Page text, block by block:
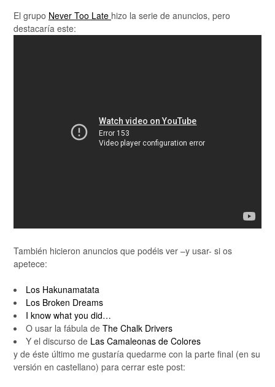
El grupo Never Too Late hizo la serie de anuncios, pero
destacaría este:
También hicieron anuncios que podéis ver –y usar- si os
apetece:
Los Hakunamatata
Los Broken Dreams
I know what you did…
O usar la fábula de The Chalk Drivers
Y el discurso de Las Camaleonas de Colores
y de éste último me gustaría quedarme con la parte final (en su
versión en castellano) para cerrar este post: